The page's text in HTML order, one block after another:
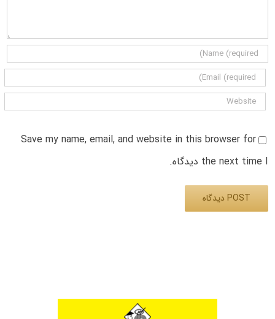
Save my name, email, and website in this browser for
the next time I دیدگاه.